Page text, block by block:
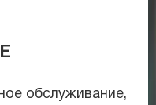
обслуживание,